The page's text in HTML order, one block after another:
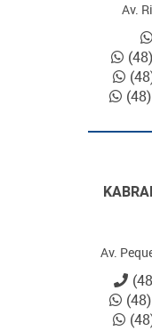
Av.
Av.